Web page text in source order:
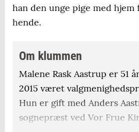
han den unge pige med hjem
hende.
Om klummen
Malene Rask Aastrup er 51
2015 været
Hun er gift med Anders
sognepræst ved Vor Frue